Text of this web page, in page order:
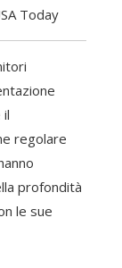
Today
il
regolare
profondità
le sue